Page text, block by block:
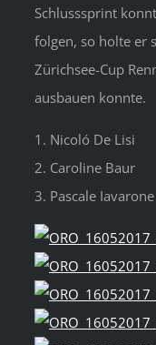
Schlusssprint
folgen, so holte er
Zürichsee-Cup
ausbauen konnte.
1. Nicoló De Lisi
2. Caroline Baur
3. Pascale Iavarone